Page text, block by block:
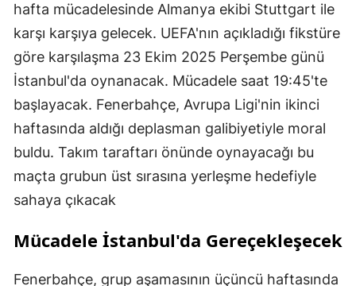
hafta mücadelesinde Almanya ekibi Stuttgart ile
karşı karşıya gelecek. UEFA'nın açıkladığı fikstüre
göre karşılaşma 23 Ekim 2025 Perşembe günü
İstanbul'da oynanacak. Mücadele saat 19:45'te
başlayacak. Fenerbahçe, Avrupa Ligi'nin ikinci
haftasında aldığı deplasman galibiyetiyle moral
buldu. Takım taraftarı önünde oynayacağı bu
maçta grubun üst sırasına yerleşme hedefiyle
sahaya çıkacak
Mücadele İstanbul'da Gereçekleşecek
Fenerbahçe, grup aşamasının üçüncü haftasında